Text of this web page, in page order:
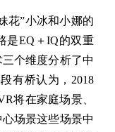
花”小冰和小娜的
是EQ ＋IQ的双重
个维度分析了中
有桥认为， 2018
将在家庭场景、
场景这些场景中